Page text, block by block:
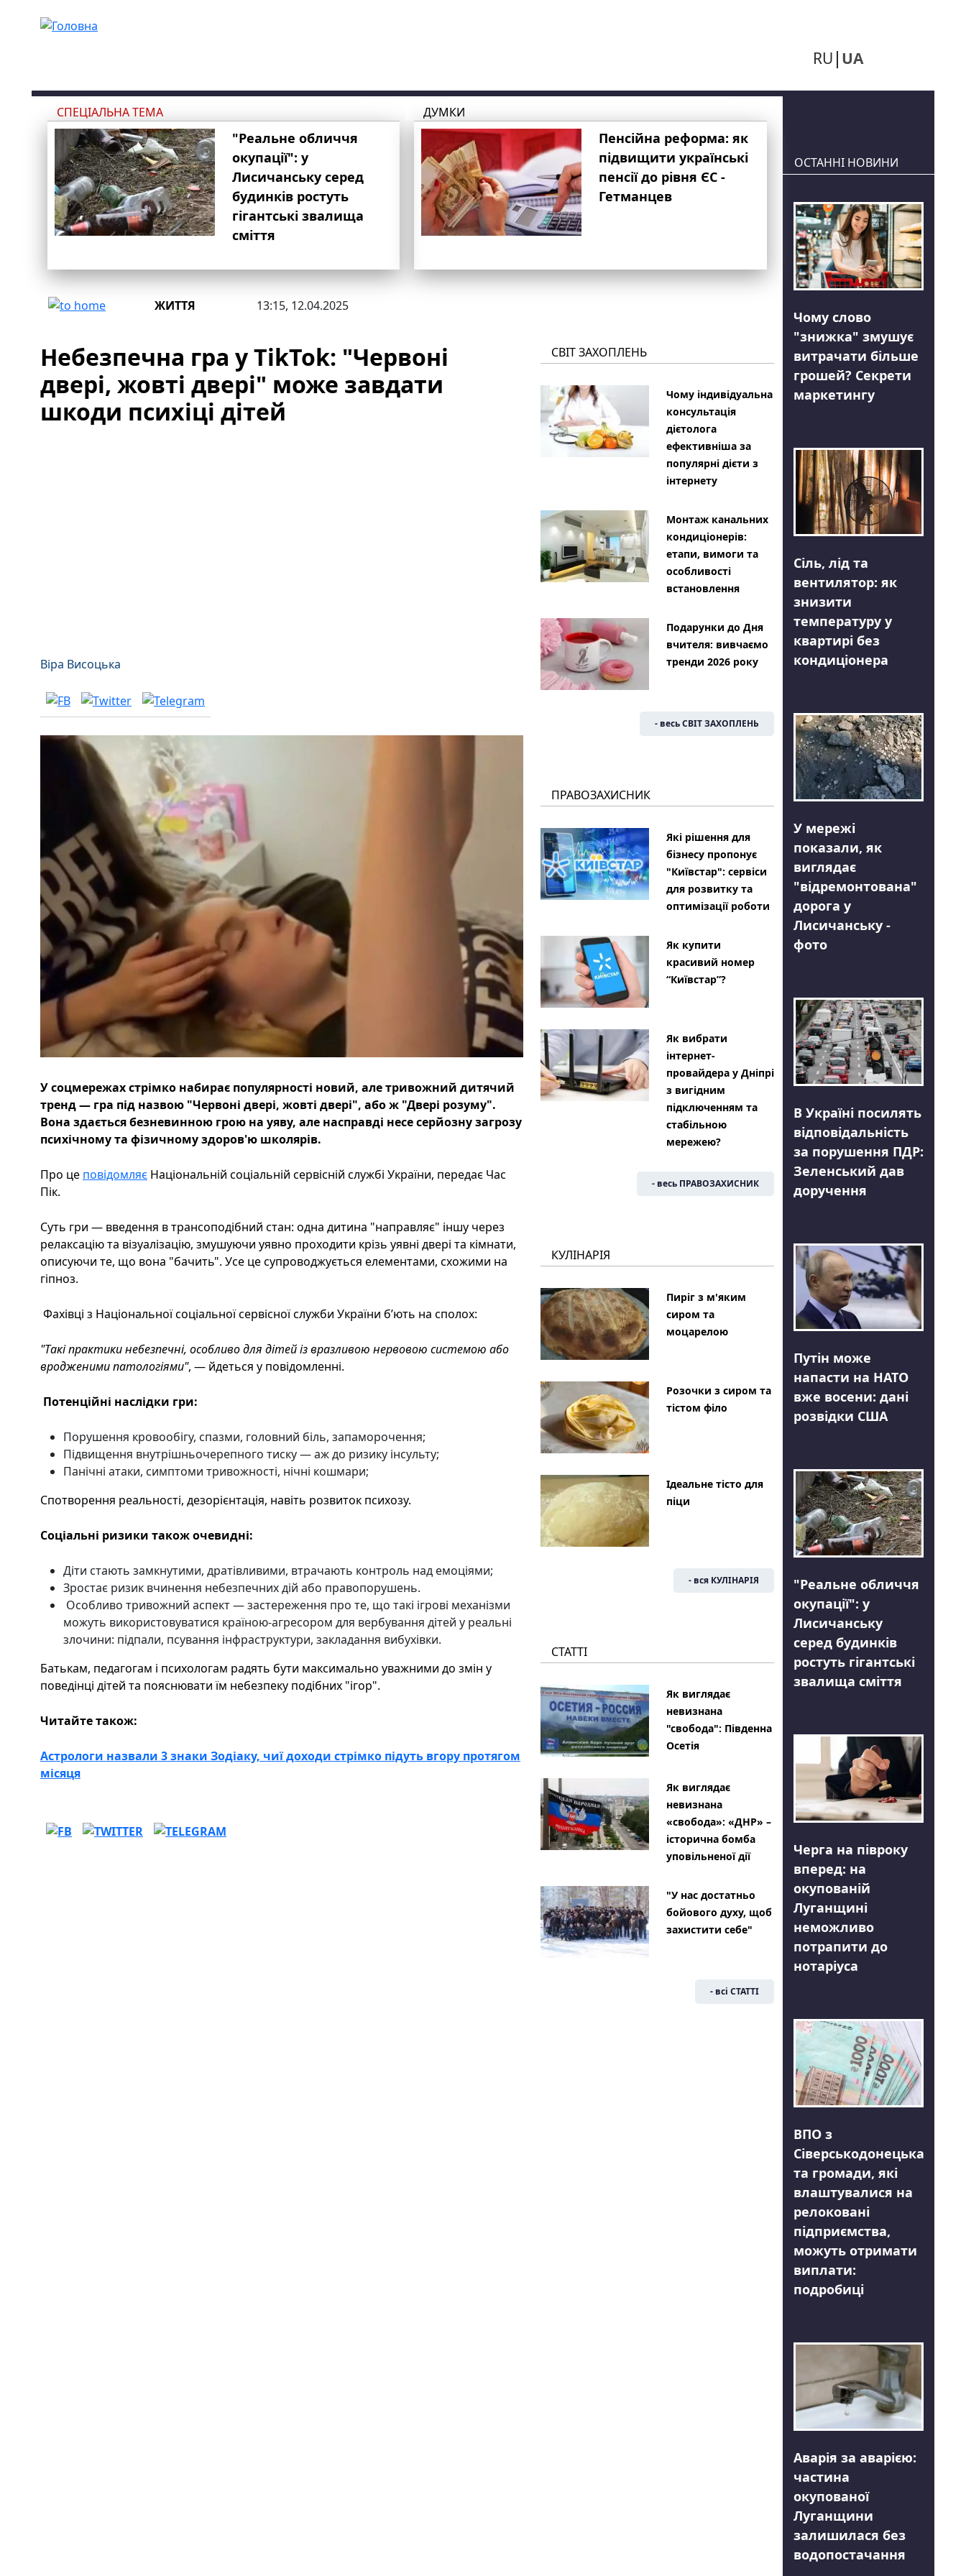
RU UA
СПЕЦІАЛЬНА ТЕМА
"Реальне обличчя
окупації": у
Лисичанську серед
будинків ростуть
гігантські звалища
сміття
ДУМКИ
Пенсійна реформа: як
підвищити українські
пенсії до рівня ЄС -
Гетманцев
ЖИТТЯ 13:15, 12.04.2025
Небезпечна гра у TikTok: "Червоні
двері, жовті двері" може завдати
шкоди психіці дітей
Віра Висоцька
У соцмережах стрімко набирає популярності новий, але тривожний дитячий
тренд — гра під назвою "Червоні двері, жовті двері", або ж "Двері розуму".
Вона здається безневинною грою на уяву, але насправді несе серйозну загрозу
психічному та фізичному здоров'ю школярів.
Про це повідомляє Національній соціальній сервісній службі України, передає Час
Пік.
Суть гри — введення в трансоподібний стан: одна дитина "направляє" іншу через
релаксацію та візуалізацію, змушуючи уявно проходити крізь уявні двері та кімнати,
описуючи те, що вона "бачить". Усе це супроводжується елементами, схожими на
гіпноз.
Фахівці з Національної соціальної сервісної служби України б’ють на сполох:
"Такі практики небезпечні, особливо для дітей із вразливою нервовою системою або
вродженими патологіями", — йдеться у повідомленні.
Потенційні наслідки гри:
Порушення кровообігу, спазми, головний біль, запаморочення;
Підвищення внутрішньочерепного тиску — аж до ризику інсульту;
Панічні атаки, симптоми тривожності, нічні кошмари;
Спотворення реальності, дезорієнтація, навіть розвиток психозу.
Соціальні ризики також очевидні:
Діти стають замкнутими, дратівливими, втрачають контроль над емоціями;
Зростає ризик вчинення небезпечних дій або правопорушень.
Особливо тривожний аспект — застереження про те, що такі ігрові механізми
можуть використовуватися країною-агресором для вербування дітей у реальні
злочини: підпали, псування інфраструктури, закладання вибухівки.
Батькам, педагогам і психологам радять бути максимально уважними до змін у
поведінці дітей та пояснювати їм небезпеку подібних "ігор".
Читайте також:
Астрологи назвали 3 знаки Зодіаку, чиї доходи стрімко підуть вгору протягом
місяця
СВІТ ЗАХОПЛЕНЬ
Чому індивідуальна
консультація
дієтолога
ефективніша за
популярні дієти з
інтернету
Монтаж канальних
кондиціонерів:
етапи, вимоги та
особливості
встановлення
Подарунки до Дня
вчителя: вивчаємо
тренди 2026 року
- весь СВІТ ЗАХОПЛЕНЬ
ПРАВОЗАХИСНИК
Які рішення для
бізнесу пропонує
"Київстар": сервіси
для розвитку та
оптимізації роботи
Як купити
красивий номер
“Київстар”?
Як вибрати
інтернет-
провайдера у Дніпрі
з вигідним
підключенням та
стабільною
мережею?
- весь ПРАВОЗАХИСНИК
КУЛІНАРІЯ
Пиріг з м'яким
сиром та
моцарелою
Розочки з сиром та
тістом філо
Ідеальне тісто для
піци
- вся КУЛІНАРІЯ
СТАТТІ
Як виглядає
невизнана
"свобода": Південна
Осетія
Як виглядає
невизнана
«свобода»: «ДНР» –
історична бомба
уповільненої дії
"У нас достатньо
бойового духу, щоб
захистити себе"
- всі СТАТТІ
ОСТАННІ НОВИНИ
Чому слово
"знижка" змушує
витрачати більше
грошей? Секрети
маркетингу
Сіль, лід та
вентилятор: як
знизити
температуру у
квартирі без
кондиціонера
У мережі
показали, як
виглядає
"відремонтована"
дорога у
Лисичанську -
фото
В Україні посилять
відповідальність
за порушення ПДР:
Зеленський дав
доручення
Путін може
напасти на НАТО
вже восени: дані
розвідки США
"Реальне обличчя
окупації": у
Лисичанську
серед будинків
ростуть гігантські
звалища сміття
Черга на півроку
вперед: на
окупованій
Луганщині
неможливо
потрапити до
нотаріуса
ВПО з
Сіверськодонецька
та громади, які
влаштувалися на
релоковані
підприємства,
можуть отримати
виплати:
подробиці
Аварія за аварією:
частина
окупованої
Луганщини
залишилася без
водопостачання